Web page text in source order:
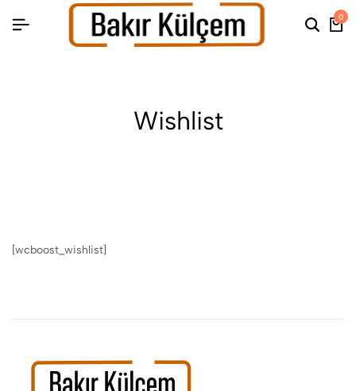
0
Wishlist
[wcboost_wishlist]